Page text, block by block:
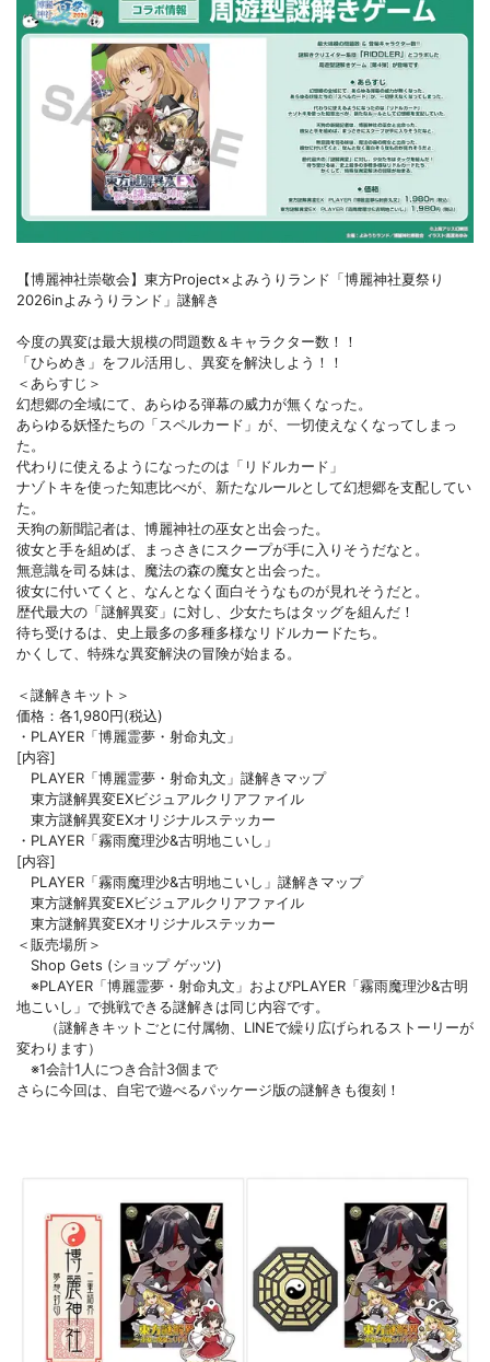
【博麗神社崇敬会】東方Project×よみうりランド「博麗神社夏祭り
2026inよみうりランド」謎解き
今度の異変は最大規模の問題数＆キャラクター数！！
「ひらめき」をフル活用し、異変を解決しよう！！
＜あらすじ＞
幻想郷の全域にて、あらゆる弾幕の威力が無くなった。
あらゆる妖怪たちの「スペルカード」が、一切使えなくなってしまっ
た。
代わりに使えるようになったのは「リドルカード」
ナゾトキを使った知恵比べが、新たなルールとして幻想郷を支配してい
た。
天狗の新聞記者は、博麗神社の巫女と出会った。
彼女と手を組めば、まっさきにスクープが手に入りそうだなと。
無意識を司る妹は、魔法の森の魔女と出会った。
彼女に付いてくと、なんとなく面白そうなものが見れそうだと。
歴代最大の「謎解異変」に対し、少女たちはタッグを組んだ！
待ち受けるは、史上最多の多種多様なリドルカードたち。
かくして、特殊な異変解決の冒険が始まる。
＜謎解きキット＞
価格：各1,980円(税込)
・PLAYER「博麗霊夢・射命丸文」
[内容]
PLAYER「博麗霊夢・射命丸文」謎解きマップ
東方謎解異変EXビジュアルクリアファイル
東方謎解異変EXオリジナルステッカー
・PLAYER「霧雨魔理沙&古明地こいし」
[内容]
PLAYER「霧雨魔理沙&古明地こいし」謎解きマップ
東方謎解異変EXビジュアルクリアファイル
東方謎解異変EXオリジナルステッカー
＜販売場所＞
Shop Gets (ショップ ゲッツ)
※PLAYER「博麗霊夢・射命丸文」およびPLAYER「霧雨魔理沙&古明
地こいし」で挑戦できる謎解きは同じ内容です。
（謎解きキットごとに付属物、LINEで繰り広げられるストーリーが
変わります）
※1会計1人につき合計3個まで
さらに今回は、自宅で遊べるパッケージ版の謎解きも復刻！